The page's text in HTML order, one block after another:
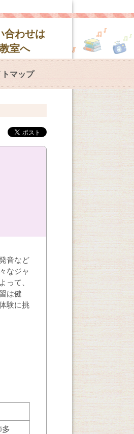
合わせは
室へ
マップ
音など
なジャ
って、
は健
験に挑
多